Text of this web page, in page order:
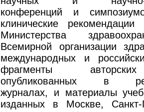
конференций и
клинические
Министерства
Всемирной организации
международных и
фрагменты
опубликованных в
журналах, и материалы
изданных в Москве, Санкт-